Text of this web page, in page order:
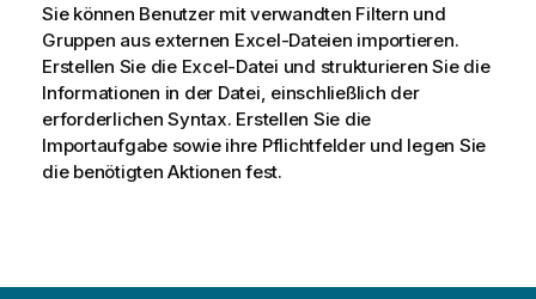
Sie können Benutzer mit verwandten Filtern und
Gruppen aus externen Excel-Dateien importieren.
Erstellen Sie die Excel-Datei und strukturieren Sie die
Informationen in der Datei, einschließlich der
erforderlichen Syntax. Erstellen Sie die
Importaufgabe sowie ihre Pflichtfelder und legen Sie
die benötigten Aktionen fest.